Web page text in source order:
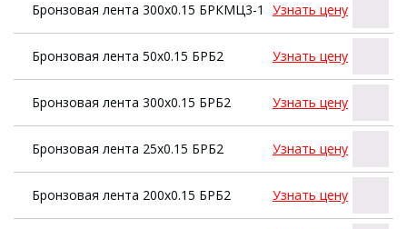
Бронзовая лента 300х0.15 БРКМЦ3-1 Узнать цену
Бронзовая лента 50х0.15 БРБ2 Узнать цену
Бронзовая лента 300х0.15 БРБ2 Узнать цену
Бронзовая лента 25х0.15 БРБ2 Узнать цену
Бронзовая лента 200х0.15 БРБ2 Узнать цену